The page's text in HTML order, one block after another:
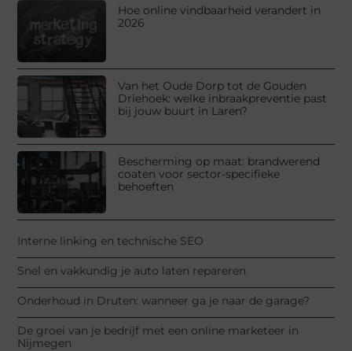
Hoe online vindbaarheid verandert in
2026
Van het Oude Dorp tot de Gouden
Driehoek: welke inbraakpreventie past
bij jouw buurt in Laren?
Bescherming op maat: brandwerend
coaten voor sector-specifieke
behoeften
Interne linking en technische SEO
Snel en vakkundig je auto laten repareren
Onderhoud in Druten: wanneer ga je naar de garage?
De groei van je bedrijf met een online marketeer in
Nijmegen